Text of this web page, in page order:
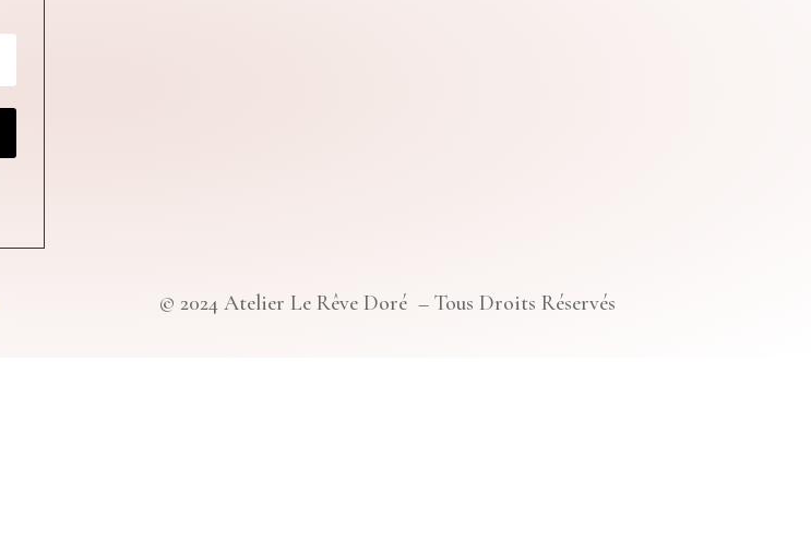
© 2024 Atelier Le Rêve Doré – Tous Droits Réservés